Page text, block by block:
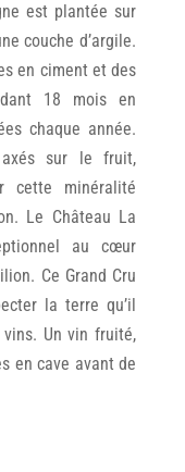
est plantée sur
couche d’argile.
en ciment et des
18 mois en
chaque année.
axés sur le fruit,
cette minéralité
Le Château La
au cœur
Ce Grand Cru
la terre qu’il
Un vin fruité,
en cave avant de